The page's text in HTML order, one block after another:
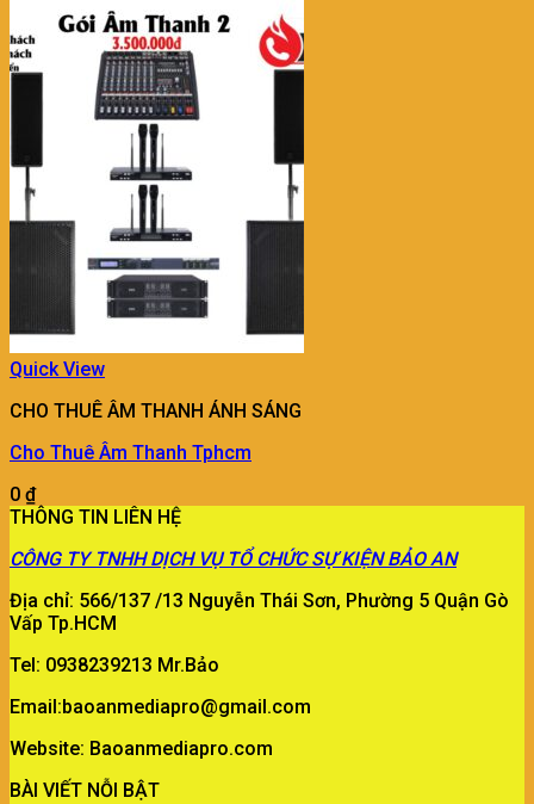
Quick View
CHO THUÊ ÂM THANH ÁNH SÁNG
Cho Thuê Âm Thanh Tphcm
0 ₫
THÔNG TIN LIÊN HỆ
CÔNG TY TNHH DỊCH VỤ TỔ CHỨC SỰ KIỆN BẢO AN
Địa chỉ: 566/137 /13 Nguyễn Thái Sơn, Phường 5 Quận Gò
Vấp Tp.HCM
Tel: 0938239213 Mr.Bảo
Email:baoanmediapro@gmail.com
Website: Baoanmediapro.com
BÀI VIẾT NỖI BẬT